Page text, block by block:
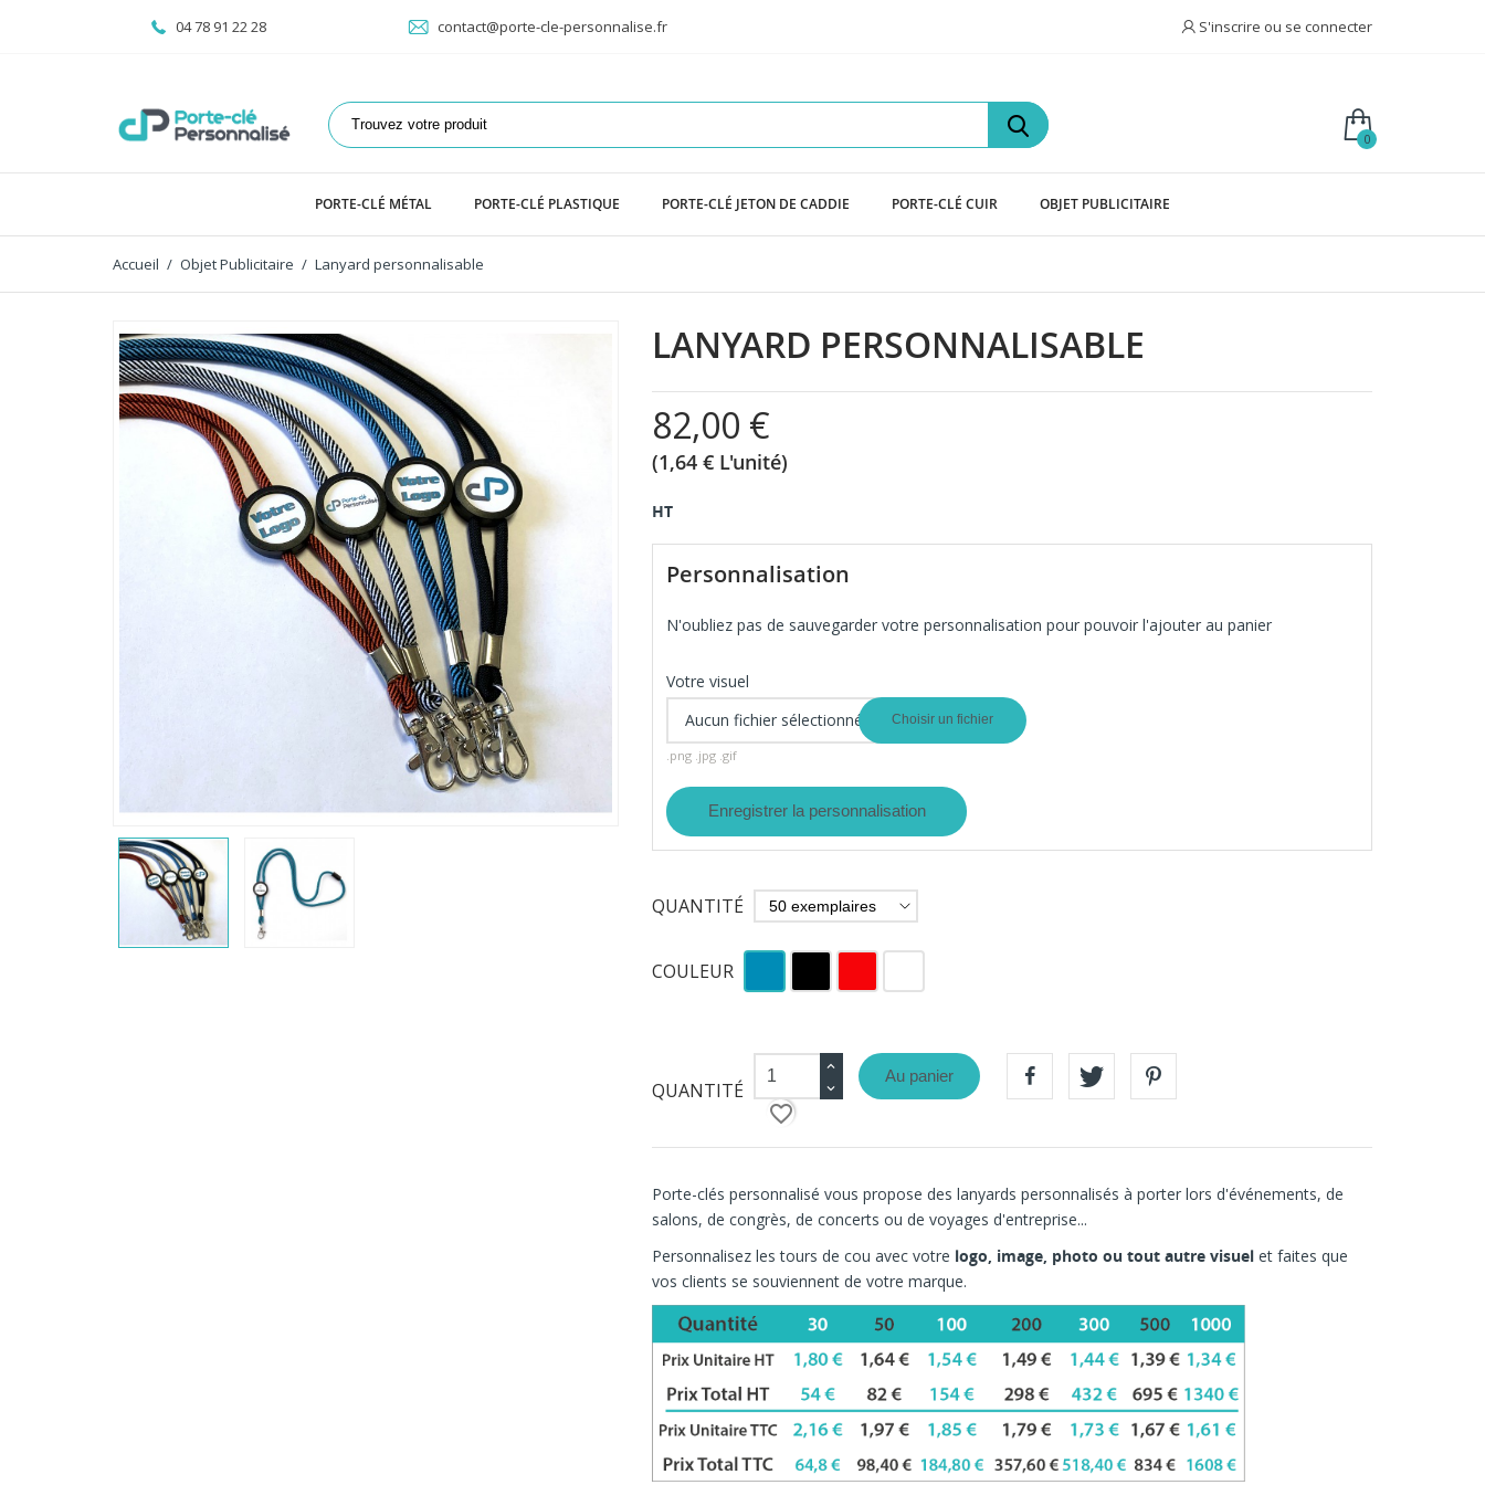
04 78 91 22 28 contact@porte-cle-personnalise.fr S'inscrire ou se connecter
0
PORTE-CLÉ MÉTAL PORTE-CLÉ PLASTIQUE PORTE-CLÉ JETON DE CADDIE PORTE-CLÉ CUIR OBJET PUBLICITAIRE
Accueil Objet Publicitaire Lanyard personnalisable
LANYARD PERSONNALISABLE
82,00 €
(1,64 € L'unité)
HT
Personnalisation
N'oubliez pas de sauvegarder votre personnalisation pour pouvoir l'ajouter au panier
Votre visuel
Aucun fichier sélectionné
Choisir un fichier
.png .jpg .gif
Enregistrer la personnalisation
QUANTITÉ
COULEUR Noir Rouge
QUANTITÉ
Au panier
favorite_border
Porte-clés personnalisé vous propose des lanyards personnalisés à porter lors d'événements, de
salons, de congrès, de concerts ou de voyages d'entreprise...
Personnalisez les tours de cou avec votre logo, image, photo ou tout autre visuelet faites que
vos clients se souviennent de votre marque.